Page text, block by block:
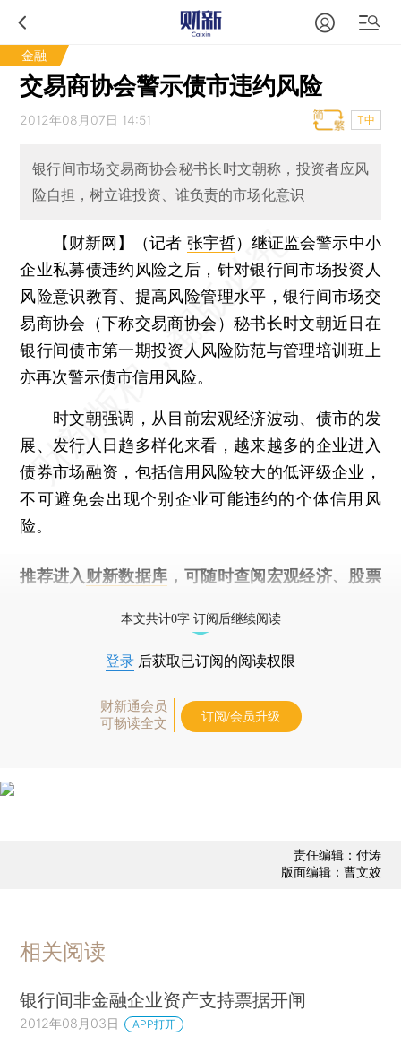
金融
交易商协会警示债市违约风险
2012年08月07日 14:51 T中
银行间市场交易商协会秘书长时文朝称，投资者应风
险自担，树立谁投资、谁负责的市场化意识
【财新网】（记者 张宇哲） 继证监会警示中小
企业私募债违约风险之后，针对银行间市场投资人
风险意识教育、提高风险管理水平，银行间市场交
易商协会（下称交易商协会）秘书长时文朝近日在
银行间债市第一期投资人风险防范与管理培训班上
亦再次警示债市信用风险。
时文朝强调，从目前宏观经济波动、债市的发
展、发行人日趋多样化来看，越来越多的企业进入
债券市场融资，包括信用风险较大的低评级企业，
不可避免会出现个别企业可能违约的个体信用风
险。
推荐进入 财新数据库 ，可随时查阅宏观经济、股票
本文共计0字 订阅后继续阅读
登录 后获取已订阅的阅读权限
财新通会员
可畅读全文
订阅/会员升级
责任编辑：付涛
版面编辑：曹文姣
相关阅读
银行间非金融企业资产支持票据开闸
2012年08月03日 APP打开